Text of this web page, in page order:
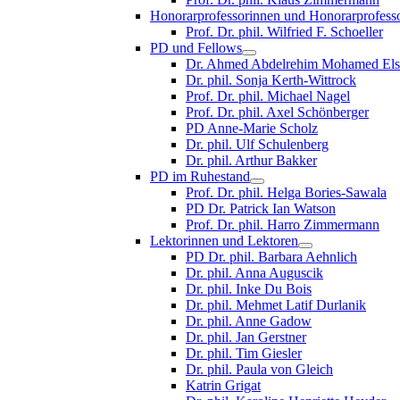
Honorarprofessorinnen und
Prof. Dr. phil. Wilfried F. Schoeller
PD und Fellows
Dr. Ahmed Abdelrehim Mohamed
Dr. phil. Sonja Kerth-Wittrock
Prof. Dr. phil. Michael Nagel
Prof. Dr. phil. Axel Schönberger
PD Anne-Marie Scholz
Dr. phil. Ulf Schulenberg
Dr. phil. Arthur Bakker
PD im Ruhestand
Prof. Dr. phil. Helga Bories-Sawala
PD Dr. Patrick Ian Watson
Prof. Dr. phil. Harro Zimmermann
Lektorinnen und Lektoren
PD Dr. phil. Barbara Aehnlich
Dr. phil. Anna Auguscik
Dr. phil. Inke Du Bois
Dr. phil. Mehmet Latif Durlanik
Dr. phil. Anne Gadow
Dr. phil. Jan Gerstner
Dr. phil. Tim Giesler
Dr. phil. Paula von Gleich
Katrin Grigat